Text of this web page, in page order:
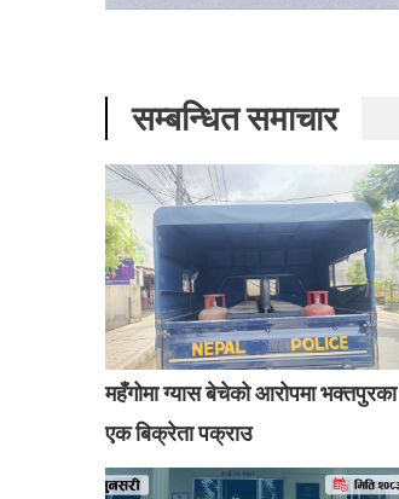
सम्बन्धित समाचार
महँगोमा ग्यास बेचेको आरोपमा भक्तपुरका
एक बिक्रेता पक्राउ